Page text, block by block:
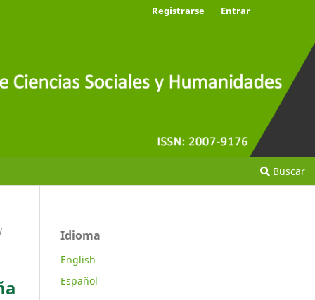
Buscar
Registrarse Entrar
/
Idioma
English
Español